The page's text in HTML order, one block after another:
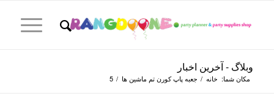
وبلاگ - آخرین اخبار
مکان شما: خانه / جعبه پاپ کورن تم ماشین ها /
5